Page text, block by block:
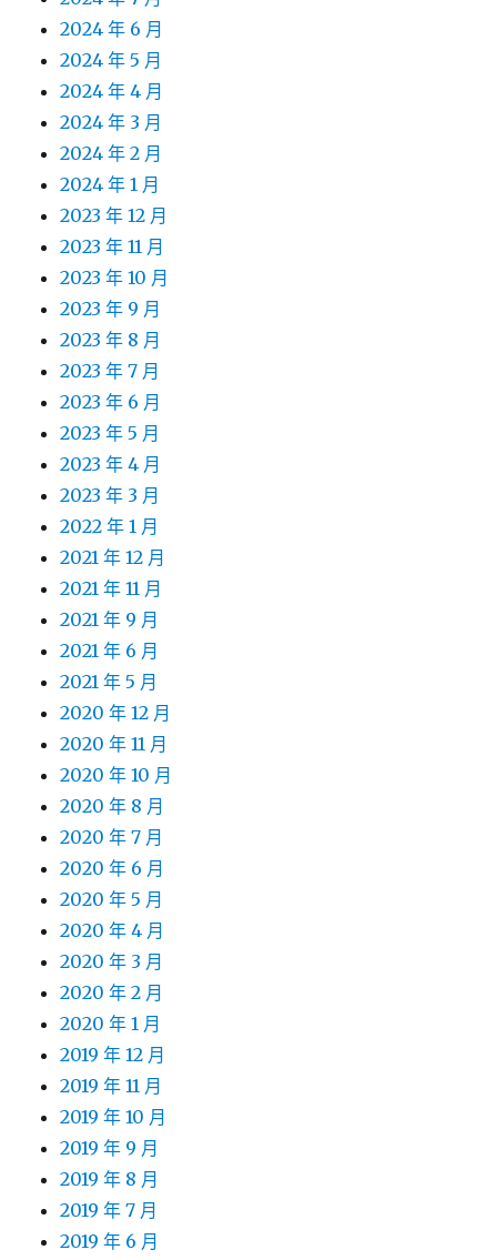
2024 年 6 月
2024 年 5 月
2024 年 4 月
2024 年 3 月
2024 年 2 月
2024 年 1 月
2023 年 12 月
2023 年 11 月
2023 年 10 月
2023 年 9 月
2023 年 8 月
2023 年 7 月
2023 年 6 月
2023 年 5 月
2023 年 4 月
2023 年 3 月
2022 年 1 月
2021 年 12 月
2021 年 11 月
2021 年 9 月
2021 年 6 月
2021 年 5 月
2020 年 12 月
2020 年 11 月
2020 年 10 月
2020 年 8 月
2020 年 7 月
2020 年 6 月
2020 年 5 月
2020 年 4 月
2020 年 3 月
2020 年 2 月
2020 年 1 月
2019 年 12 月
2019 年 11 月
2019 年 10 月
2019 年 9 月
2019 年 8 月
2019 年 7 月
2019 年 6 月